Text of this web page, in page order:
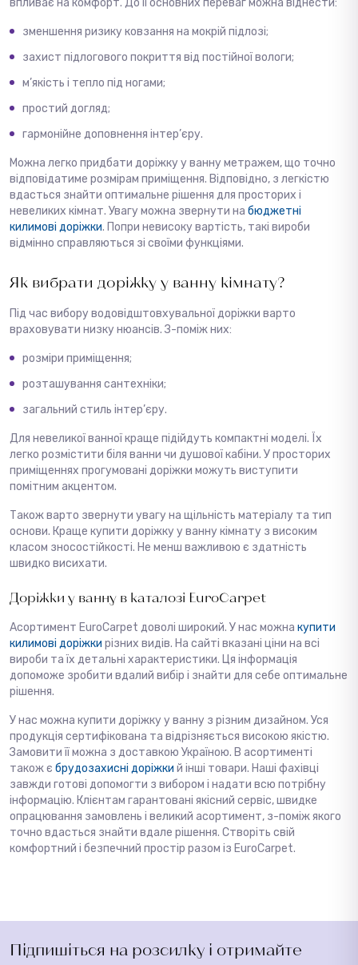
впливає на комфорт. До її основних переваг можна віднести:
зменшення ризику ковзання на мокрій підлозі;
захист підлогового покриття від постійної вологи;
м’якість і тепло під ногами;
простий догляд;
гармонійне доповнення інтер’єру.
Можна легко придбати доріжку у ванну метражем, що точно
відповідатиме розмірам приміщення. Відповідно, з легкістю
вдасться знайти оптимальне рішення для просторих і
невеликих кімнат. Увагу можна звернути на бюджетні
килимові доріжки. Попри невисоку вартість, такі вироби
відмінно справляються зі своїми функціями.
Як вибрати доріжку у ванну кімнату?
Під час вибору водовідштовхувальної доріжки варто
враховувати низку нюансів. З-поміж них:
розміри приміщення;
розташування сантехніки;
загальний стиль інтер’єру.
Для невеликої ванної краще підійдуть компактні моделі. Їх
легко розмістити біля ванни чи душової кабіни. У просторих
приміщеннях прогумовані доріжки можуть виступити
помітним акцентом.
Також варто звернути увагу на щільність матеріалу та тип
основи. Краще купити доріжку у ванну кімнату з високим
класом зносостійкості. Не менш важливою є здатність
швидко висихати.
Доріжки у ванну в каталозі EuroCarpet
Асортимент EuroCarpet доволі широкий. У нас можна купити
килимові доріжки різних видів. На сайті вказані ціни на всі
вироби та їх детальні характеристики. Ця інформація
допоможе зробити вдалий вибір і знайти для себе оптимальне
рішення.
У нас можна купити доріжку у ванну з різним дизайном. Уся
продукція сертифікована та відрізняється високою якістю.
Замовити її можна з доставкою Україною. В асортименті
також є брудозахисні доріжки й інші товари. Наші фахівці
завжди готові допомогти з вибором і надати всю потрібну
інформацію. Клієнтам гарантовані якісний сервіс, швидке
опрацювання замовлень і великий асортимент, з-поміж якого
точно вдасться знайти вдале рішення. Створіть свій
комфортний і безпечний простір разом із EuroCarpet.
Підпишіться на розсилку і отримайте